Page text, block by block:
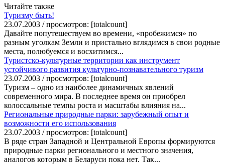
Читайте также
Туризму быть!
23.07.2003 / просмотров: [totalcount]
Давайте попутешествуем во времени, «пробежимся» по
разным уголкам Земли и пристально вглядимся в свои родные
места, полюбуемся и восхитимся...
Туристско-культурные территории как инструмент
устойчивого развития культурно-познавательного туризм
23.07.2003 / просмотров: [totalcount]
Туризм – одно из наиболее динамичных явлений
современного мира. В последнее время он приобрел
колоссальные темпы роста и масштабы влияния на...
Региональные природные парки: зарубежный опыт и
возможности его использования
23.07.2003 / просмотров: [totalcount]
В ряде стран Западной и Центральной Европы формируются
природные парки регионального и местного значения,
аналогов которым в Беларуси пока нет. Так...